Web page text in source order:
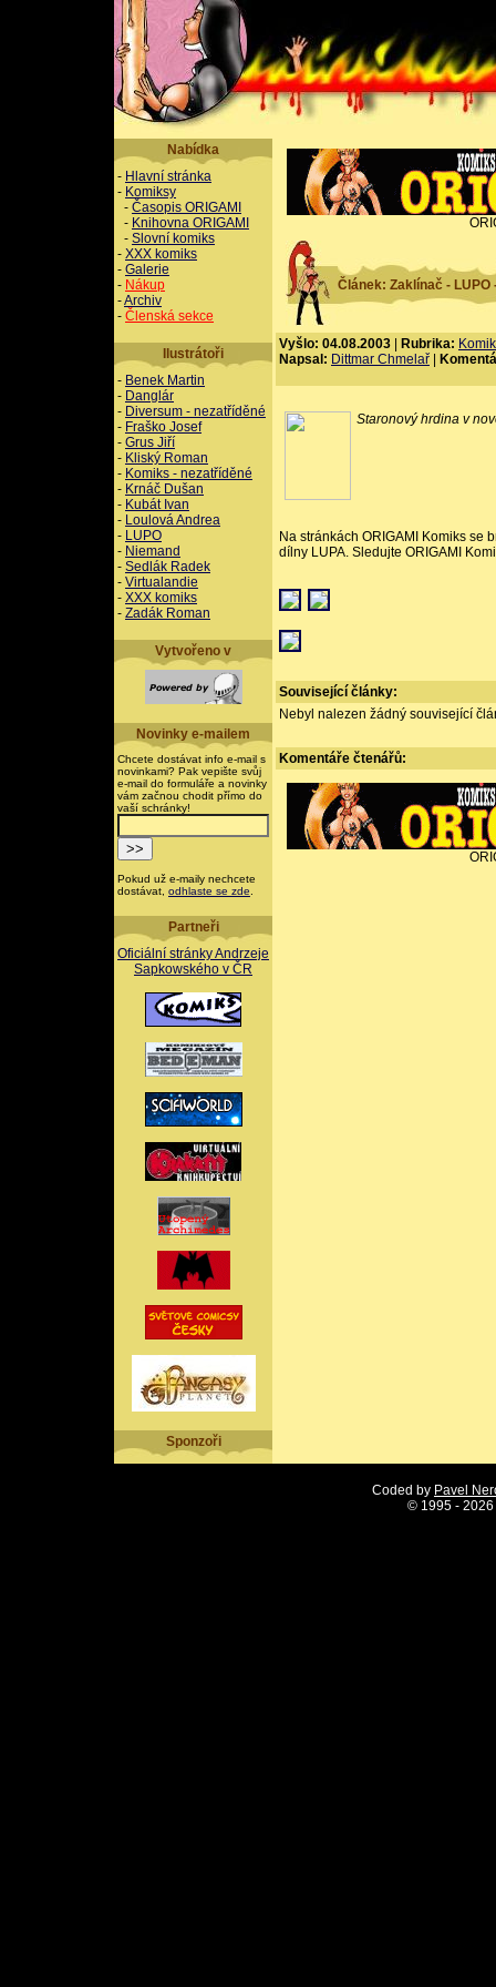
Nabídka
- Hlavní stránka
- Komiksy
- Časopis ORIGAMI
- Knihovna ORIGAMI
- Slovní komiks
- XXX komiks
- Galerie
- Nákup
-Archiv
- Členská sekce
Ilustrátoři
- Benek Martin
- Danglár
- Diversum - nezatříděné
- Fraško Josef
- Grus Jiří
- Kliský Roman
- Komiks - nezatříděné
- Krnáč Dušan
- Kubát Ivan
- Loulová Andrea
- LUPO
- Niemand
- Sedlák Radek
- Virtualandie
- XXX komiks
- Zadák Roman
Vytvořeno v
Novinky e-mailem
Chcete dostávat info e-mail s
novinkami? Pak vepište svůj
e-mail do formuláře a novinky
vám začnou chodit přímo do
vaší schránky!
Pokud už e-maily nechcete
dostávat, odhlaste se zde
Partneři
Oficiální stránky Andrzeje
Sapkowského v ČR
Sponzoři
Článek: Zaklínač -
Vyšlo: 04.08.2003 Rubrika:
Napsal: Dittmar Chmelař
Staronový hrdina v
Na stránkách ORIGAMI Komiks se
dílny LUPA. Sledujte ORIGAMI
Související články:
Nebyl nalezen žádný související
Komentáře čtenářů:
Coded by Pavel
© 1995 -